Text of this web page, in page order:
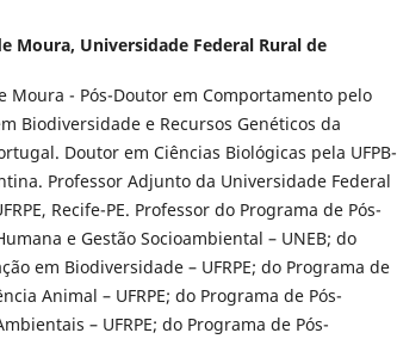
Moura, Universidade Federal Rural de
Moura - Pós-Doutor em Comportamento pelo
Biodiversidade e Recursos Genéticos da
Doutor em Ciências Biológicas pela UFPB-
Professor Adjunto da Universidade Federal
Recife-PE. Professor do Programa de Pós-
e Gestão Socioambiental – UNEB; do
em Biodiversidade – UFRPE; do Programa de
Animal – UFRPE; do Programa de Pós-
– UFRPE; do Programa de Pós-